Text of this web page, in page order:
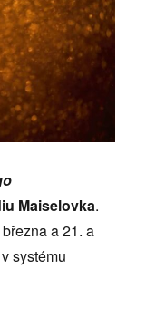
Maiselovka.
a 21. a
systému